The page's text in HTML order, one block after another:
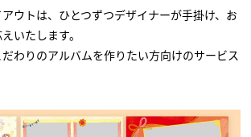
ウトは、ひとつずつデザイナーが手掛け、お
いたします。
わりのアルバムを作りたい方向けのサービス